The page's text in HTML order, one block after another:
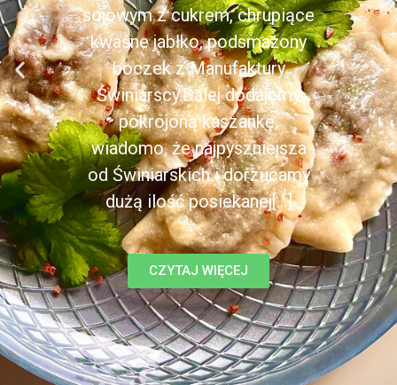
sojowym z cukrem, chrupiące
kwaśne jabłko, podsmażony
boczek z Manufaktury
Świniarscy.Dalej dodajemy
pokrojoną kaszankę,
wiadomo, że najpyszniejsza
od Świniarskich i dorzucamy
dużą ilość posiekanej[...]
CZYTAJ WIĘCEJ